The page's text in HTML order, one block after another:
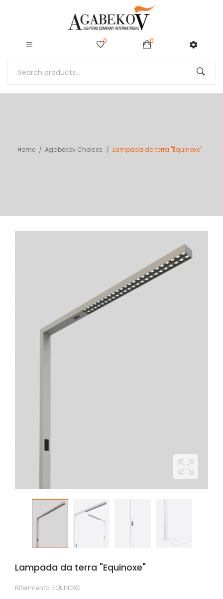
0 0
Home Agabekov Choices Lampada da terra "Equinoxe"
Lampada da terra "Equinoxe"
Riferimento: EQUINOXE